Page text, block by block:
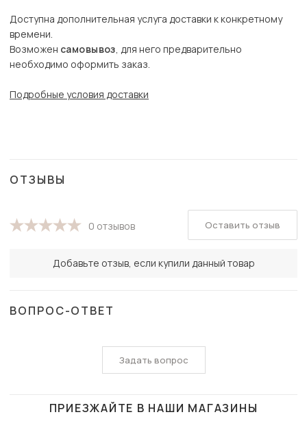
Доступна дополнительная услуга доставки к конкретному
времени.
Возможен самовывоз, для него предварительно
необходимо оформить заказ.
Подробные условия доставки
ОТЗЫВЫ
0 отзывов
Добавьте отзыв, если купили данный товар
Оставить отзыв
ВОПРОС-ОТВЕТ
Задать вопрос
ПРИЕЗЖАЙТЕ В НАШИ МАГАЗИНЫ